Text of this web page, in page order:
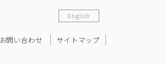
お問い合わせ サイトマップ
English